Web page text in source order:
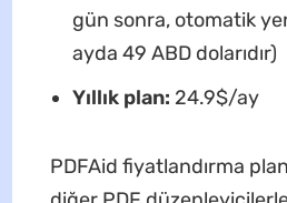
gün sonra, otomatik
ayda 49 ABD dolarıdır)
Yıllık plan: 24.9$/ay
PDFAid fiyatlandırma